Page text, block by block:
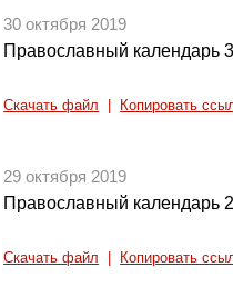
30 октября 2019
Православный календарь
Скачать файл Копировать
29 октября 2019
Православный календарь
Скачать файл Копировать